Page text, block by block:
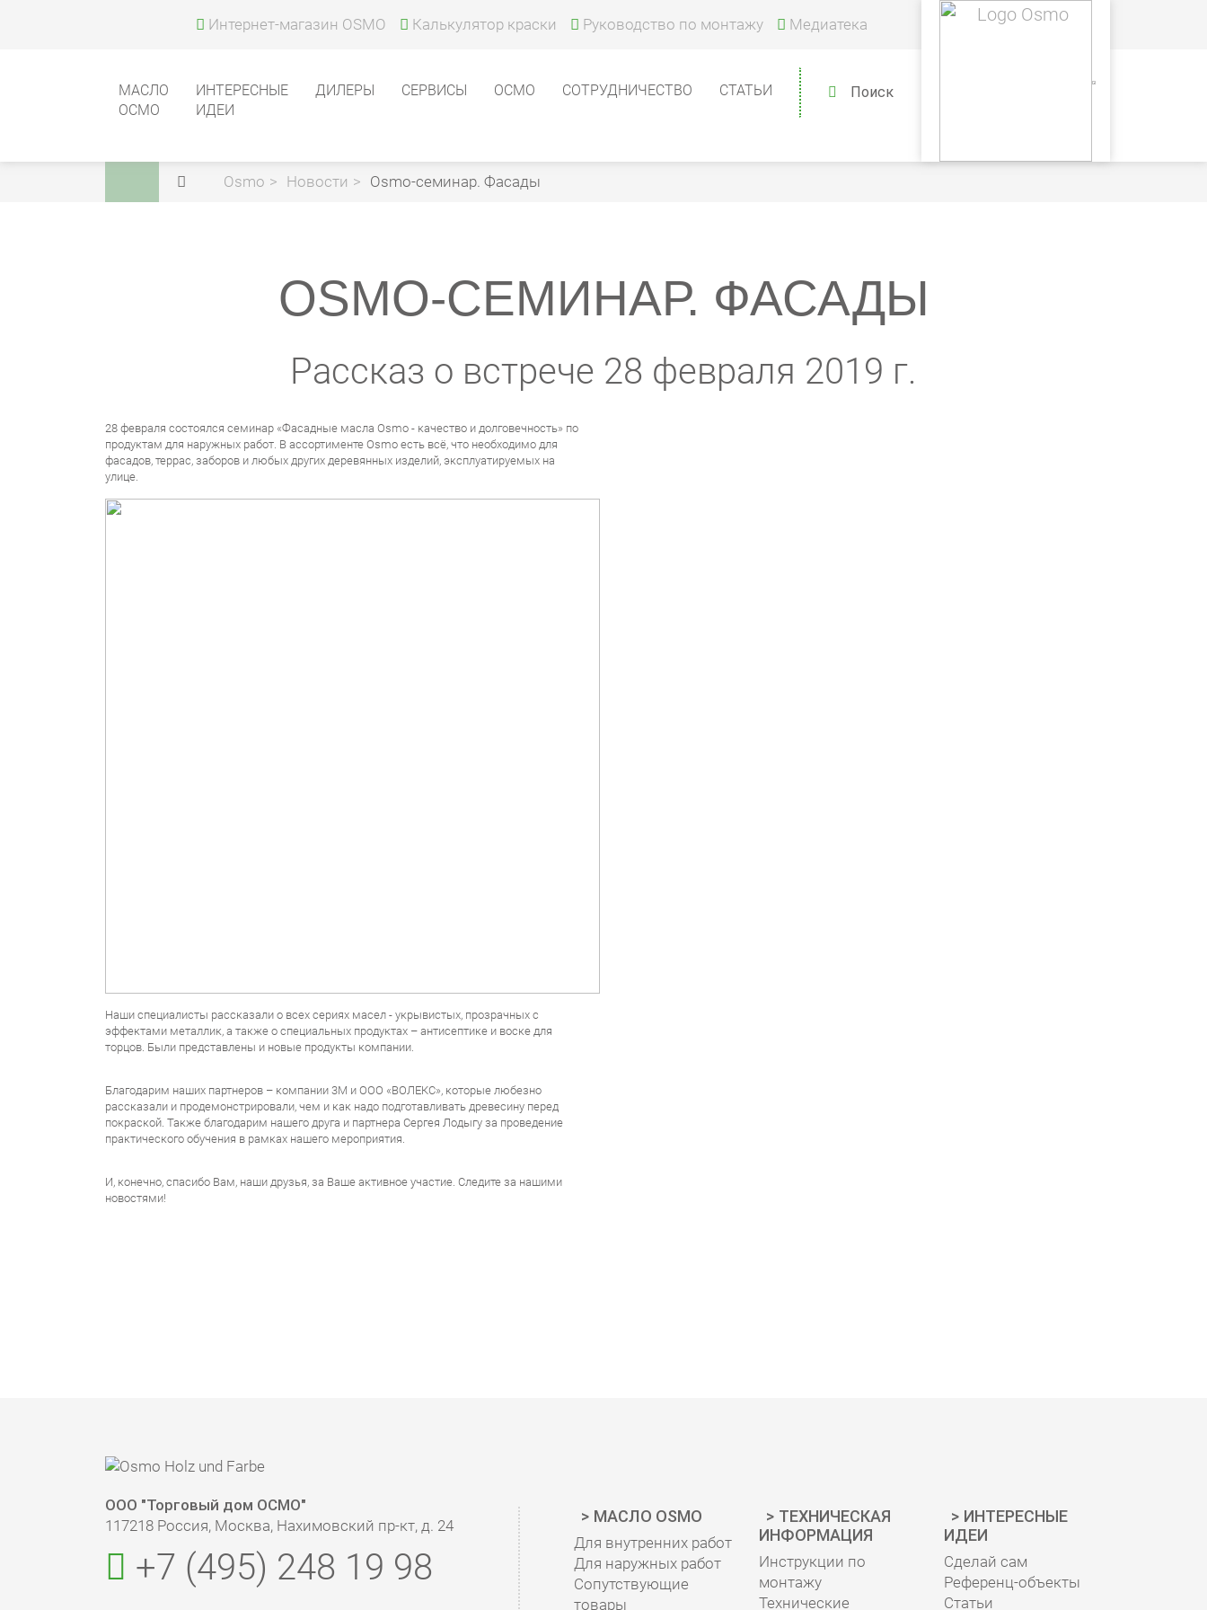
Интернет-магазин OSMO Калькулятор краски Руководство по монтажу Медиатека
МАСЛО
ОСМО
ИНТЕРЕСНЫЕ
ИДЕИ
ДИЛЕРЫ СЕРВИСЫ ОСМО СОТРУДНИЧЕСТВО СТАТЬИ Поиск
Osmo Новости Osmo-семинар. Фасады
OSMO-СЕМИНАР. ФАСАДЫ
Рассказ о встрече 28 февраля 2019 г.
28 февраля состоялся семинар «Фасадные масла Osmo - качество и долговечность» по
продуктам для наружных работ. В ассортименте Osmo есть всё, что необходимо для
фасадов, террас, заборов и любых других деревянных изделий, эксплуатируемых на
улице.
Наши специалисты рассказали о всех сериях масел - укрывистых, прозрачных с
эффектами металлик, а также о специальных продуктах – антисептике и воске для
торцов. Были представлены и новые продукты компании.
Благодарим наших партнеров – компании 3М и ООО «ВОЛЕКС», которые любезно
рассказали и продемонстрировали, чем и как надо подготавливать древесину перед
покраской. Также благодарим нашего друга и партнера Сергея Лодыгу за проведение
практического обучения в рамках нашего мероприятия.
И, конечно, спасибо Вам, наши друзья, за Ваше активное участие. Следите за нашими
новостями!
ООО "Торговый дом ОСМО"
117218 Россия, Москва, Нахимовский пр-кт, д. 24
+7 (495) 248 19 98
МАСЛО OSMO
Для внутренних работ
Для наружных работ
Сопутствующие
товары
ТЕХНИЧЕСКАЯ
ИНФОРМАЦИЯ
Инструкции по
монтажу
Технические
ИНТЕРЕСНЫЕ
ИДЕИ
Сделай сам
Референц-объекты
Статьи